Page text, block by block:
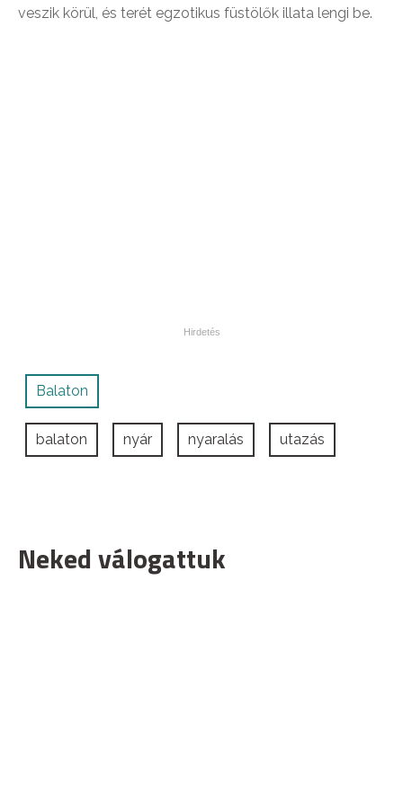
veszik körül, és terét egzotikus füstölők illata lengi be.
Balaton
balaton nyár nyaralás utazás
Neked válogattuk